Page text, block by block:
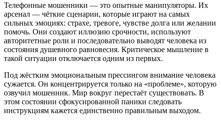
Телефонные мошенники — это опытные манипуляторы. Их
арсенал — чёткие сценарии, которые играют на самых
сильных эмоциях: страхе, тревоге, чувстве долга или желании
помочь. Они создают иллюзию срочности, используют
авторитетные роли и последовательно выводят человека из
состояния душевного равновесия. Критическое мышление в
такой ситуации отключается одним из первых.
Под жёстким эмоциональным прессингом внимание человека
сужается. Он концентрируется только на «проблеме», которую
озвучил мошенник. Мир вокруг перестаёт существовать. В
этом состоянии сфокусированной паники следовать
инструкциям кажется единственно правильным выходом.